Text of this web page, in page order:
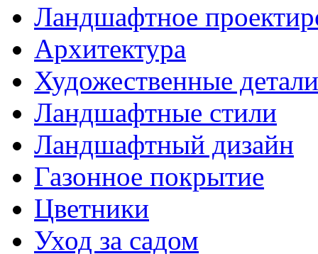
Ландшафтное
Архитектура
Художественные детали
Ландшафтные стили
Ландшафтный дизайн
Газонное покрытие
Цветники
Уход за садом